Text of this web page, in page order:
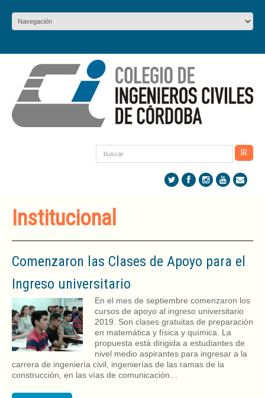
Institucional
Comenzaron las Clases de Apoyo para el
Ingreso universitario
En el mes de septiembre comenzaron los
cursos de apoyo al ingreso universitario
2019. Son clases gratuitas de preparación
en matemática y física y química. La
propuesta está dirigida a estudiantes de
nivel medio aspirantes para ingresar a la
carrera de ingeniería civil, ingenierías de las ramas de la
construcción, en las vías de comunicación…